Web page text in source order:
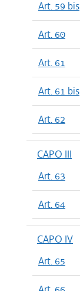
Art. 59 bis
Art. 60
Art. 61
Art. 61 bis
Art. 62
CAPO III
Art. 63
Art. 64
CAPO IV
Art. 65